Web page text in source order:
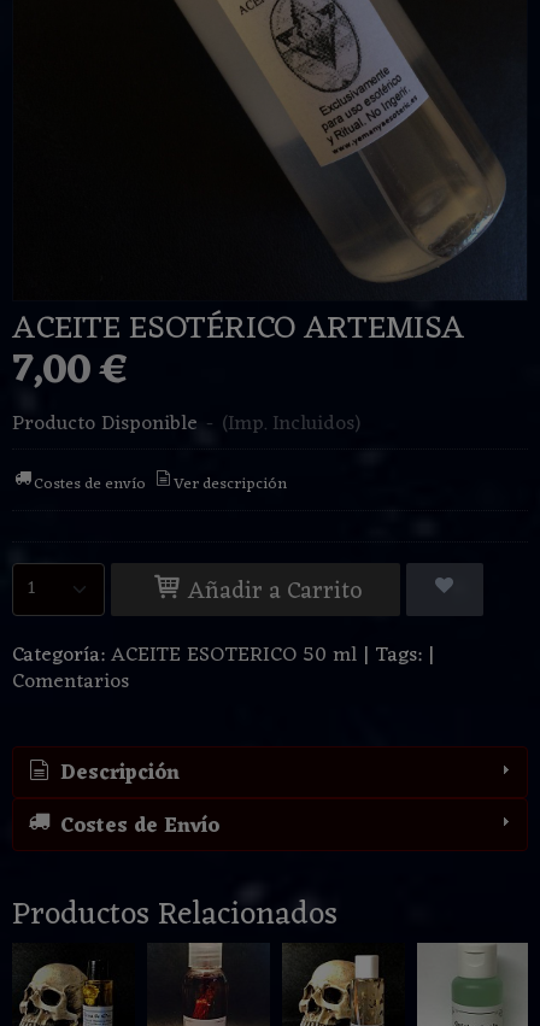
ACEITE ESOTÉRICO ARTEMISA
7,00 €
Producto Disponible - (Imp. Incluidos)
Costes de envío Ver descripción
Añadir a Carrito
Categoría:ACEITE ESOTERICO 50 ml | Tags: |
Comentarios
Descripción
Costes de Envío
Productos Relacionados